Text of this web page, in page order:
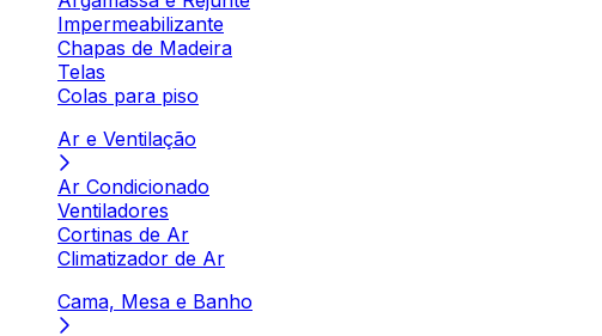
Impermeabilizante
Chapas de Madeira
Telas
Colas para piso
Ar e Ventilação
Ar Condicionado
Ventiladores
Cortinas de Ar
Climatizador de Ar
Cama, Mesa e Banho